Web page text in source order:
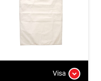
Visa